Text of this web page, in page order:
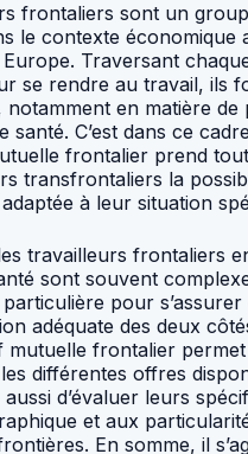
frontaliers sont un
le contexte économique
Traversant
se rendre au travail, ils
notamment en matière de
santé. C’est dans ce
frontalier prend
transfrontaliers la
à leur situation
travailleurs frontaliers
sont souvent
pour s’assurer
adéquate des deux
mutuelle frontalier
différentes offres
d’évaluer leurs
et aux
En somme, il